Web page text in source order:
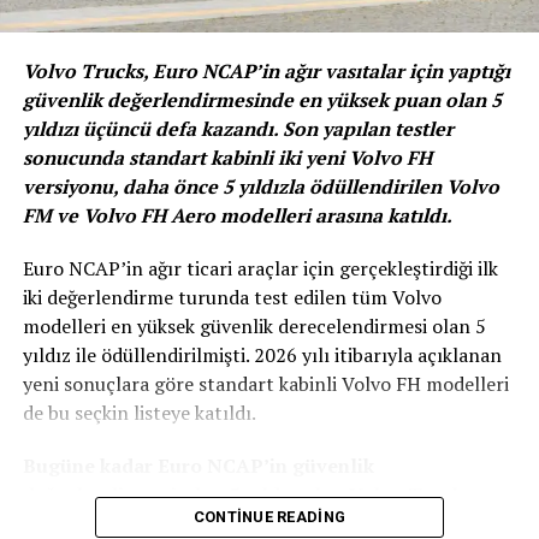
bin 457 adet olurken, aynı dönemde otomobil üretimi
yüzde 4 artarak 74 bin 995 adede çıktı.
Ticari araç üretimindeki artış
Volvo Trucks, Euro NCAP’in ağır vasıtalar için yaptığı
güvenlik değerlendirmesinde en yüksek puan olan 5
yıldızı üçüncü defa kazandı. Son yapılan testler
sonucunda standart kabinli iki yeni Volvo FH
versiyonu, daha önce 5 yıldızla ödüllendirilen Volvo
FM ve Volvo FH Aero modelleri arasına katıldı.
Euro NCAP’in ağır ticari araçlar için gerçekleştirdiği ilk
iki değerlendirme turunda test edilen tüm Volvo
modelleri en yüksek güvenlik derecelendirmesi olan 5
yıldız ile ödüllendirilmişti. 2026 yılı itibarıyla açıklanan
yeni sonuçlara göre standart kabinli Volvo FH modelleri
de bu seçkin listeye katıldı.
değerlendirmesinden 5 yıldız alan Volvo Trucks
CONTINUE READING